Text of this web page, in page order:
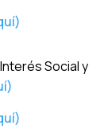
Social y